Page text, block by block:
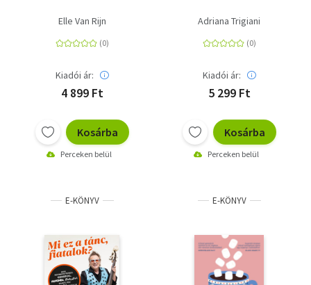
Elle Van Rijn
Kiadói ár:
4 899 Ft
Kosárba
Perceken belül
Adriana Trigiani
Kiadói ár:
5 299 Ft
Kosárba
Perceken belül
E-KÖNYV E-KÖNYV